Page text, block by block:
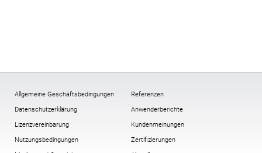
Allgemeine Geschäftsbedingungen
Datenschutzerklärung
Lizenzvereinbarung
Nutzungsbedingungen
Referenzen
Anwenderberichte
Kundenmeinungen
Zertifizierungen